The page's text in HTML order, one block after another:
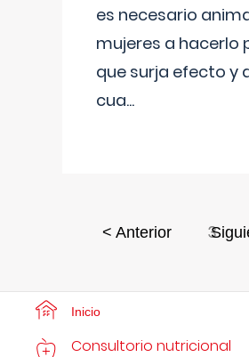
es necesario
mujeres a hacerlo
que surja efecto y
cua...
< Anterior 3
Inicio
Consultorio nutricional